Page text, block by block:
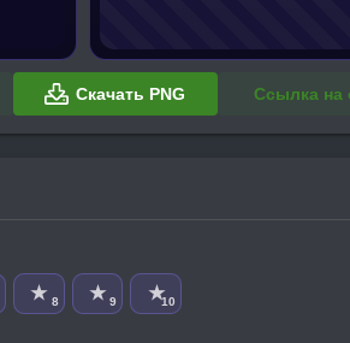
Скачать PNG Ссылка на
★ 8 ★ 9 ★10